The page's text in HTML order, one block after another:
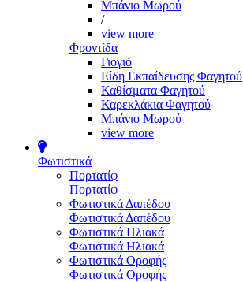
Μπάνιο Μωρού
/
view more
Φροντίδα
Γιογιό
Είδη Εκπαίδευσης Φαγητού
Καθίσματα Φαγητού
Καρεκλάκια Φαγητού
Μπάνιο Μωρού
view more
Φωτιστικά
Πορτατίφ
Πορτατίφ
Φωτιστικά Δαπέδου
Φωτιστικά Δαπέδου
Φωτιστικά Ηλιακά
Φωτιστικά Ηλιακά
Φωτιστικά Οροφής
Φωτιστικά Οροφής